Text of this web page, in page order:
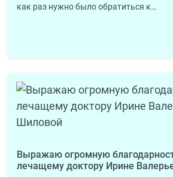
как раз нужно было обратиться к…
Выражаю огромную
лечащему доктору Ирине